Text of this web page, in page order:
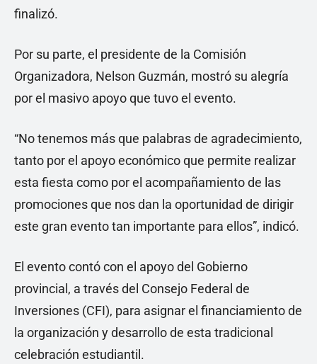
finalizó.
Por su parte, el presidente de la Comisión
Organizadora, Nelson Guzmán, mostró su alegría
por el masivo apoyo que tuvo el evento.
“No tenemos más que palabras de agradecimiento,
tanto por el apoyo económico que permite realizar
esta fiesta como por el acompañamiento de las
promociones que nos dan la oportunidad de dirigir
este gran evento tan importante para ellos”, indicó.
El evento contó con el apoyo del Gobierno
provincial, a través del Consejo Federal de
Inversiones (CFI), para asignar el financiamiento de
la organización y desarrollo de esta tradicional
celebración estudiantil.